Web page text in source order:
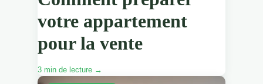
votre appartement
pour la vente
3 min de lecture →